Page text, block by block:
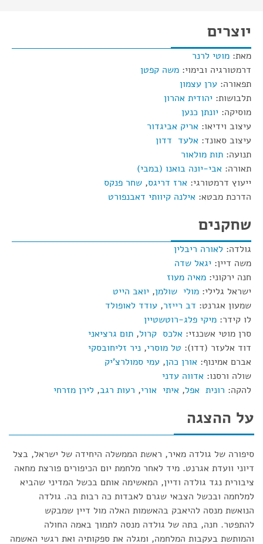
יוצרים
מאת: מוטי לרנר
דרמטורגיה ובימוי: משה קפטן
תפאורה: ערן עצמון
תלבושות: יהודית אהרון
מוסיקה: יונתן כנען
עיצוב וידיאו: אריק אביגדור
עיצוב סאונד: אלעד דדון
תנועה: תות מולאור
תאורה: אבי-יונה בואנו (במבי)
ייעוץ דרמטורגי: ארז דריגס, שחר פנקס
הדרכת מבטא: אילנה קיוותי דאבנפורט
שחקנים
גולדה: לאורה ריבלין
משה דיין: יגאל שדה
חנה ירקוני: מאיה מעוז
ישראל גלילי: מולי שולמן, יואב הייט
שמעון אגרנט: דב רייזר, עודד לאופולד
לו קידר: מיקי פלג-רוטשטיין
סרן מוטי אשכנזי: אלכס קרול, תום גרציאני
דוד אלעזר (דדו): טל מוסרי, ניר זליחובסקי
אברם אמינוף: אורן כהן, עמי סמולרצ'יק
שולה ורסנו: אדווה עדני
להקה: רונית אפל, איתי אורי, רעות רגב, לירן מזרחי
על ההצגה
סיפורה של גולדה מאיר, ראשת הממשלה היחידה של ישראל, בצל
דיוני וועדת אגרנט. מיד לאחר מלחמת יום הכיפורים פורצת מחאה
ציבורית נגד גולדה ודיין, המאשימה אותם בכשל המדיני שהביא
למלחמה ובכשל הצבאי שגרם לאבדות כה רבות בה. גולדה
הנואשת מנסה להיאבק בהאשמות האלה מול דיין שמבקש
להתפטר. חנה, בתה של גולדה מנסה לתמוך באמה החולה
והמותשת בעקבות המלחמה, ומגלה את ספקותיה ואת רגשי האשמה